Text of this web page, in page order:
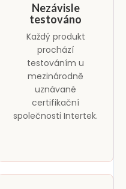
Nezávisle
testováno
Každý produkt
prochází
testováním u
mezinárodně
uznávané
certifikační
společnosti Intertek.